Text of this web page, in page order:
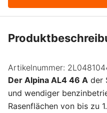
Artikelnummer:
Der Alpina AL4 46 A der
und wendiger
Rasenflächen von bis zu